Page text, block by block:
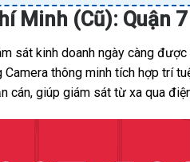
Minh (Cũ): Quận
sát kinh doanh ngày càng
thông minh tích hợp trí
cán, giúp giám sát từ xa qua